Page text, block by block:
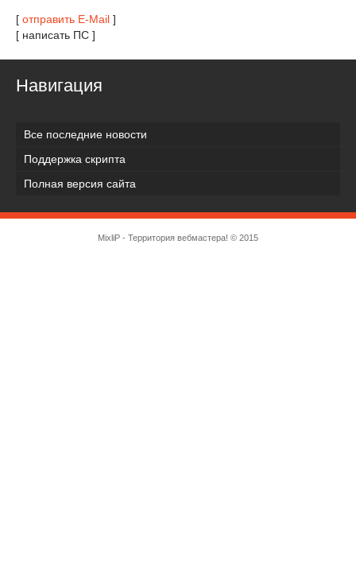
[ отправить E-Mail ]
[ написать ПС ]
Навигация
Все последние новости
Поддержка скрипта
Полная версия сайта
MixliP - Территория вебмастера! © 2015